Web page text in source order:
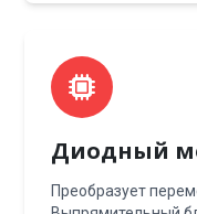
Диодный
Преобразует